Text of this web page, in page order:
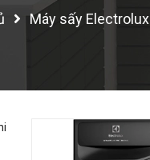
Máy sấy Electrolux